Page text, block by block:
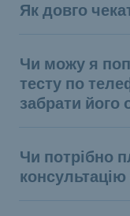
Як довго
Чи можу я
тесту по
забрати його
Чи потрібно
консультацію